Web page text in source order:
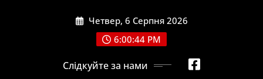
Четвер, 6 Серпня 2026
6:00:46 PM
Слідкуйте за нами